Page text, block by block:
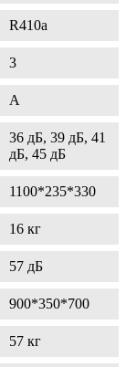
R410a
3
A
36 дБ, 39 дБ, 41
дБ, 45 дБ
1100*235*330
16 кг
57 дБ
900*350*700
57 кг